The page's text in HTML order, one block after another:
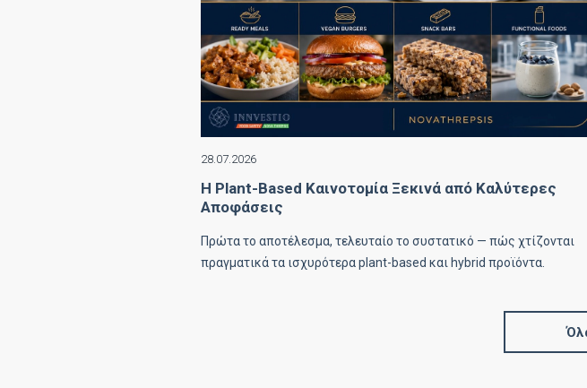
28.07.2026
Η Plant-Based Καινοτομία Ξεκινά από Καλύτερες
Αποφάσεις
Πρώτα το αποτέλεσμα, τελευταίο το συστατικό — πώς χτίζονται
πραγματικά τα ισχυρότερα plant-based και hybrid προϊόντα.